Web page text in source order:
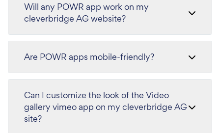
Will any POWR app work on my
cleverbridge AG website?
Are POWR apps mobile-friendly?
Can I customize the look of the Video
gallery vimeo app on my cleverbridge AG
site?